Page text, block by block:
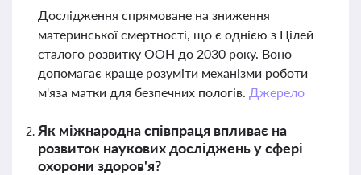
Дослідження спрямоване на зниження
материнської смертності, що є однією з Цілей
сталого розвитку ООН до 2030 року. Воно
допомагає краще розуміти механізми роботи
м'яза матки для безпечних пологів. Джерело
Як міжнародна співпраця впливає на
розвиток наукових досліджень у сфері
охорони здоров'я?